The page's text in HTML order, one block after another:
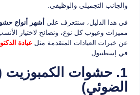
والجانب التجميلي والوظيفي.
في هذا الدليل، سنتعرف على أشهر أنواع
مميزات وعيوب كل نوع، ونصائح لاختيار
عن خبرات العيادات المتقدمة مثل عيادة
في إسطنبول.
1. حشوات الكمبوزيت
الضوئي)